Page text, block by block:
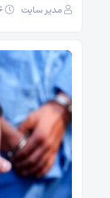
مدیر سایت